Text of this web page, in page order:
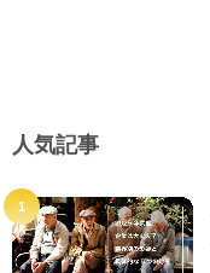
人気記事